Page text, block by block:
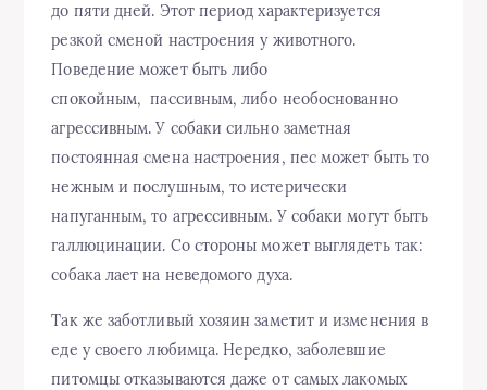
до пяти дней. Этот период характеризуется
резкой сменой настроения у животного.
Поведение может быть либо
спокойным, пассивным, либо необоснованно
агрессивным. У собаки сильно заметная
постоянная смена настроения, пес может быть то
нежным и послушным, то истерически
напуганным, то агрессивным. У собаки могут быть
галлюцинации. Со стороны может выглядеть так:
собака лает на неведомого духа.
Так же заботливый хозяин заметит и изменения в
еде у своего любимца. Нередко, заболевшие
питомцы отказываются даже от самых лакомых